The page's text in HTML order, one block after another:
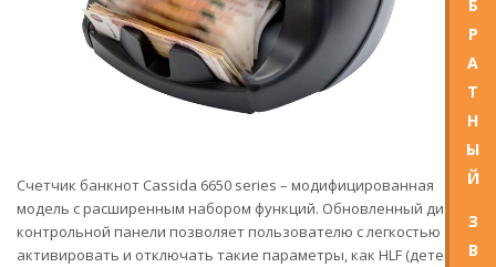
Счетчик банкнот Cassida 6650 series – модифицированная
модель с расширенным набором функций. Обновленный дизайн
контрольной панели позволяет пользователю с легкостью
активировать и отключать такие параметры, как HLF (детекция
Б
Р
А
Т
Н
Ы
Й
З
В